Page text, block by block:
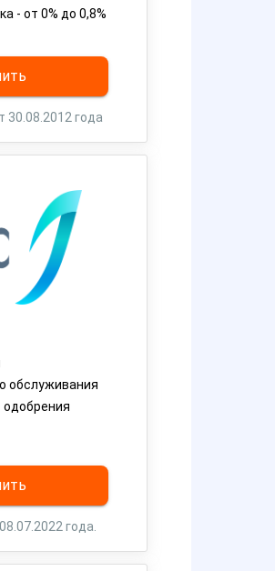
- от 0% до 0,8%
30.08.2012 года
обслуживания
одобрения
года.